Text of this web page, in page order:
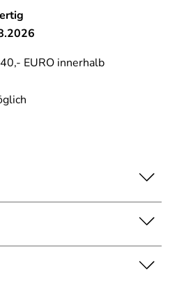
EURO innerhalb
/ Hydrolatreines
Blütenwasser, durch
Dampf aus